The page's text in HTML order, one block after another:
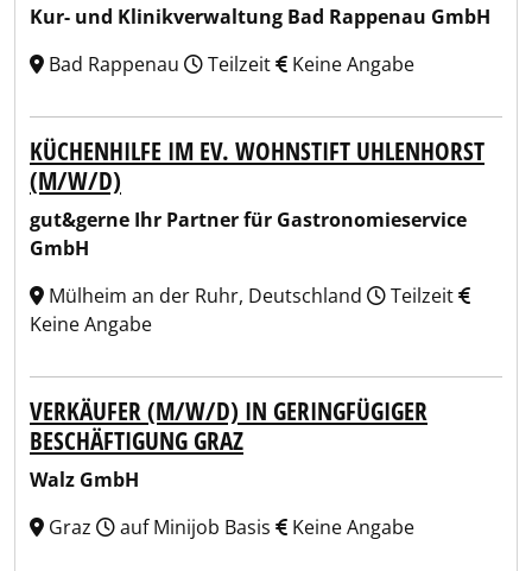
Kur- und Klinikverwaltung Bad Rappenau GmbH
Bad Rappenau
Teilzeit Keine Angabe
KÜCHENHILFE IM EV. WOHNSTIFT UHLENHORST
(M/W/D)
gut&gerne Ihr Partner für Gastronomieservice
GmbH
Mülheim an der Ruhr, Deutschland
Teilzeit
Keine Angabe
VERKÄUFER (M/W/D) IN GERINGFÜGIGER
BESCHÄFTIGUNG GRAZ
Walz GmbH
Graz
auf Minijob Basis Keine Angabe